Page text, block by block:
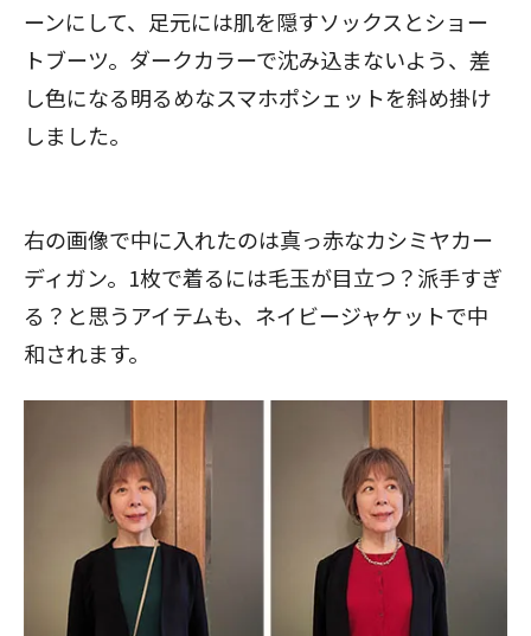
ーンにして、足元には肌を隠すソックスとショー
トブーツ。ダークカラーで沈み込まないよう、差
し色になる明るめなスマホポシェットを斜め掛け
しました。
右の画像で中に入れたのは真っ赤なカシミヤカー
ディガン。1枚で着るには毛玉が目立つ？派手すぎ
る？と思うアイテムも、ネイビージャケットで中
和されます。